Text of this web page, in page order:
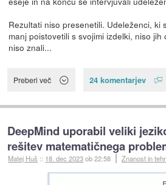
Rezultati niso presenetili. Udeleženci, ki
manj poistovetili s svojimi izdelki, niso
niso znali...
Preberi več 24 komentarjev
DeepMind uporabil veliki
rešitev matematičnega
Matej Huš :: 18. dec 2023ob 22:58 Znanost in